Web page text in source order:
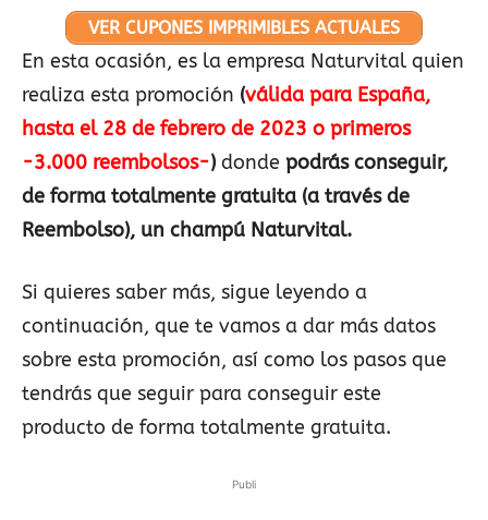
VER CUPONES IMPRIMIBLES ACTUALES
En esta ocasión, es la empresa Naturvital quien
realiza esta promoción (válida para España,
hasta el 28 de febrero de 2023 o primeros
-3.000 reembolsos-) donde podrás conseguir,
de forma totalmente gratuita (a través de
Reembolso), un champú Naturvital.
Si quieres saber más, sigue leyendo a
continuación, que te vamos a dar más datos
sobre esta promoción, así como los pasos que
tendrás que seguir para conseguir este
producto de forma totalmente gratuita.
Publi